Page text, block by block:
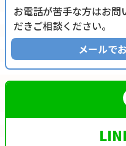
お電話が苦手な方はお
だきご相談ください。
メールで